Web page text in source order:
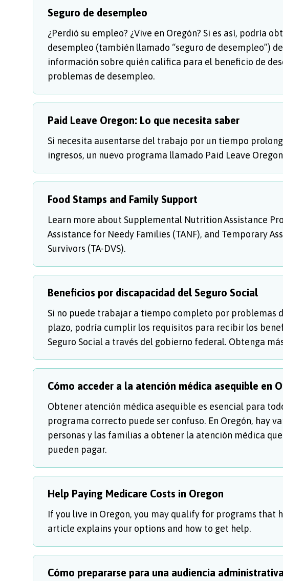
Seguro de desempleo
¿Perdió su empleo? ¿Vive en Oregón? Si es así, podría
desempleo (también llamado “seguro de desempleo”)
información sobre quién califica para el beneficio de
problemas de desempleo.
Paid Leave Oregon: Lo que necesita saber
Si necesita ausentarse del trabajo por un tiempo
ingresos, un nuevo programa llamado Paid Leave
Food Stamps and Family Support
Learn more about Supplemental Nutrition Assistance
Assistance for Needy Families (TANF), and Temporary
Survivors (TA-DVS).
Beneficios por discapacidad del Seguro Social
Si no puede trabajar a tiempo completo por problemas
plazo, podría cumplir los requisitos para recibir los
Seguro Social a través del gobierno federal. Obtenga
Cómo acceder a la atención médica asequible en
Obtener atención médica asequible es esencial para
programa correcto puede ser confuso. En Oregón, hay
personas y las familias a obtener la atención médica
pueden pagar.
Help Paying Medicare Costs in Oregon
If you live in Oregon, you may qualify for programs that
article explains your options and how to get help.
Cómo prepararse para una audiencia